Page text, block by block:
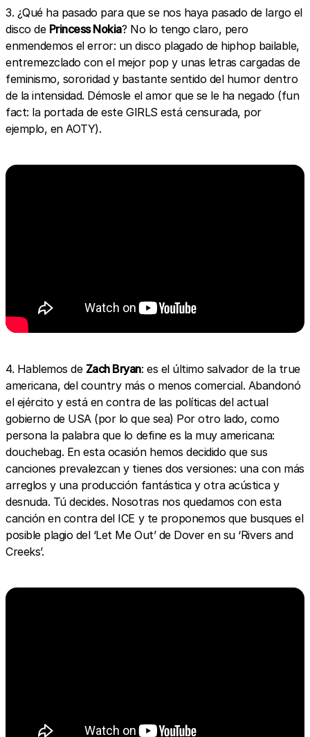
3. ¿Qué ha pasado para que se nos haya pasado de largo el
disco de Princess Nokia? No lo tengo claro, pero
enmendemos el error: un disco plagado de hiphop bailable,
entremezclado con el mejor pop y unas letras cargadas de
feminismo, sororidad y bastante sentido del humor dentro
de la intensidad. Démosle el amor que se le ha negado (fun
fact: la portada de este GIRLS está censurada, por
ejemplo, en AOTY).
4. Hablemos de Zach Bryan: es el último salvador de la true
americana, del country más o menos comercial. Abandonó
el ejército y está en contra de las políticas del actual
gobierno de USA (por lo que sea) Por otro lado, como
persona la palabra que lo define es la muy americana:
douchebag. En esta ocasión hemos decidido que sus
canciones prevalezcan y tienes dos versiones: una con más
arreglos y una producción fantástica y otra acústica y
desnuda. Tú decides. Nosotras nos quedamos con esta
canción en contra del ICE y te proponemos que busques el
posible plagio del ‘Let Me Out’ de Dover en su ‘Rivers and
Creeks’.